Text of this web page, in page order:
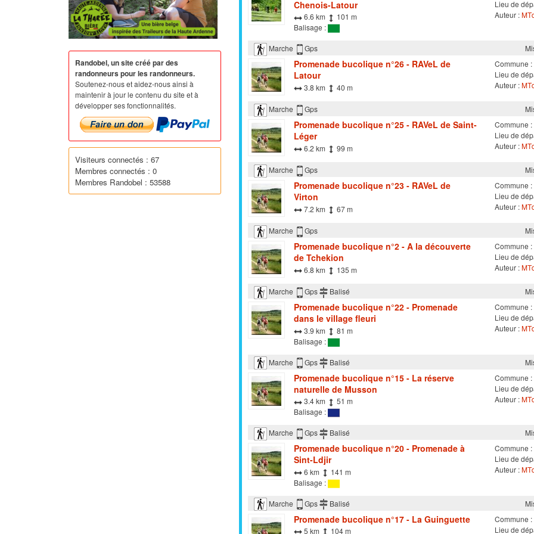
Chenois-Latour
6.6 km
101 m
Balisage :
Lieu de
Auteur :
Marche Gps
Promenade bucolique n°26 - RAVeL de
Latour
3.8 km 40 m
Commune :
Lieu de
Auteur :
Marche Gps
Promenade bucolique n°25 - RAVeL de Saint-
Léger
6.2 km 99 m
Commune :
Lieu de
Auteur :
Marche Gps
Promenade bucolique n°23 - RAVeL de
Virton
7.2 km 67 m
Commune :
Lieu de
Auteur :
Marche Gps
Promenade bucolique n°2 - A la découverte
de Tchekion
6.8 km 135 m
Commune :
Lieu de
Auteur :
Marche Gps Balisé
Promenade bucolique n°22 - Promenade
dans le village fleuri
3.9 km
81 m
Balisage :
Commune :
Lieu de
Auteur :
Marche Gps Balisé
Promenade bucolique n°15 - La réserve
naturelle de Musson
3.4 km
51 m
Balisage :
Commune :
Lieu de
Auteur :
Marche Gps Balisé
Promenade bucolique n°20 - Promenade à
Sint-Ldjir
6 km
141 m
Balisage :
Commune :
Lieu de
Auteur :
Marche Gps Balisé
Promenade bucolique n°17 - La Guinguette
5 km 104 m
Commune :
Lieu de
Randobel, un site créé par des
randonneurs pour les randonneurs.
Soutenez-nous et aidez-nous ainsi à
maintenir à jour le contenu du site et à
développer ses fonctionnalités.
Visiteurs connectés : 67
Membres connectés : 0
Membres Randobel : 53588